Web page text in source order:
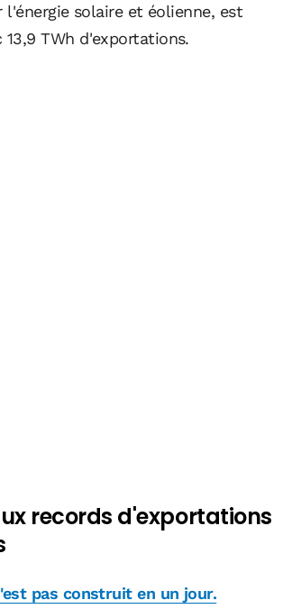
solaire et éolienne, est
13,9 TWh d'exportations.
records d'exportations
pas construit en un jour.